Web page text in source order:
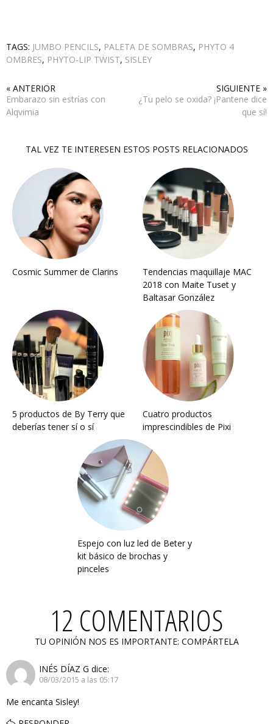
TAGS: JUMBO PENCILS, PALETA DE SOMBRAS, PHYTO 4
OMBRES, PHYTO-LIP TWIST, SISLEY
« ANTERIOR
Embarazo sin estrías con
Alqvimia
SIGUIENTE »
¿Tu pelo se oxida? ¡Pantene dice
que sí!
TAL VEZ TE INTERESEN ESTOS POSTS RELACIONADOS
Cosmic Summer de Clarins
Tendencias maquillaje MAC
2018 con Maite Tuset y
Baltasar González
5 productos de By Terry que
deberías tener sí o sí
Cuatro productos
imprescindibles de Pixi
Espejo con luz led de Beter y
kit básico de brochas y
pinceles
12 COMENTARIOS
TU OPINIÓN NOS ES IMPORTANTE: COMPÁRTELA
INÉS DÍAZ G dice:
08/03/2015 a las 05:17
Me encanta Sisley!